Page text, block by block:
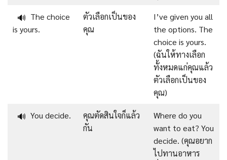
🔊 The choice
is yours.
ตัวเลือกเป็นของ
คุณ
I’ve given you all
the options. The
choice is yours.
(ฉันให้ทางเลือก
ทั้งหมดแก่คุณแล้ว
ตัวเลือกเป็นของ
คุณ)
🔊 You decide.
คุณตัดสินใจก็แล้ว
กัน
Where do you
want to eat? You
decide. (คุณอยาก
ไปทานอาหาร